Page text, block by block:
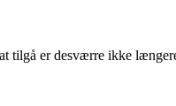
tilgå er desværre ikke